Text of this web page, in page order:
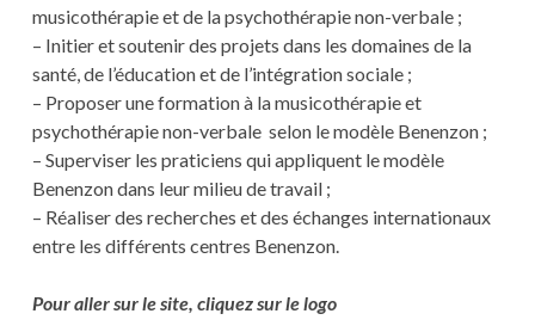
musicothérapie et de la psychothérapie non-verbale ;
– Initier et soutenir des projets dans les domaines de la
santé, de l’éducation et de l’intégration sociale ;
– Proposer une formation à la musicothérapie et
psychothérapie non-verbale selon le modèle Benenzon ;
– Superviser les praticiens qui appliquent le modèle
Benenzon dans leur milieu de travail ;
– Réaliser des recherches et des échanges internationaux
entre les différents centres Benenzon.
Pour aller sur le site, cliquez sur le logo